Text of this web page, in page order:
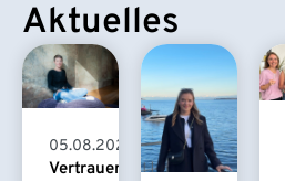
Aktuelles
05.08.2026
Vertrauensvolle